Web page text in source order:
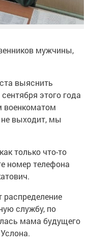
мужчины,
выяснить
этого года
военкоматом
не выходит, мы
только что-то
номер телефона
распределение
службу, по
мама будущего